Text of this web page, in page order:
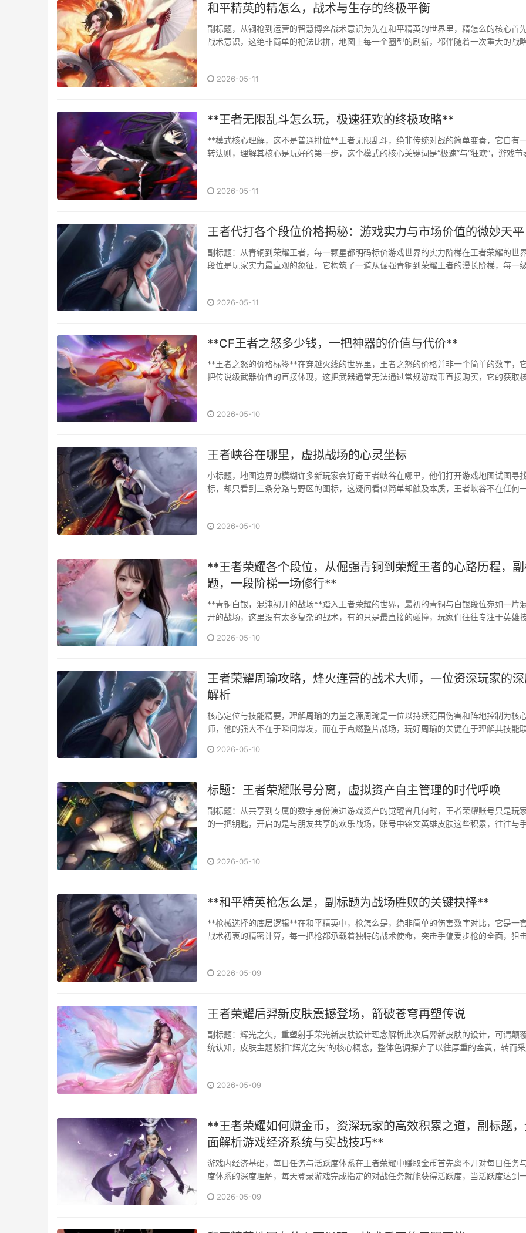
和平精英的精怎么，战术与生存的终极平衡
副标题，从钢枪到运营的智慧博弈战术意识为先在和平精英的世界里，精怎么的核心首
战术意识，这绝非简单的枪法比拼，地图上每一个圈型的刷新，都伴随着一次重大的战
资源与地形优劣纳入考···
2026-05-11
**王者无限乱斗怎么玩，极速狂欢的终极攻略**
**模式核心理解，这不是普通排位**王者无限乱斗，绝非传统对战的简单变奏，它自有
转法则，理解其核心是玩好的第一步，这个模式的核心关键词是“极速”与“狂欢”，游戏节
秀的操作，因此，抱着排位赛的稳健心态···
2026-05-11
王者代打各个段位价格揭秘：游戏实力与市场价值的微妙天平
副标题：从青铜到荣耀王者，每一颗星都明码标价游戏世界的实力阶梯在王者荣耀的世界
段位是玩家实力最直观的象征，它构筑了一道从倔强青铜到荣耀王者的漫长阶梯，每一
2026-05-11
**CF王者之怒多少钱，一把神器的价值与代价**
**王者之怒的价格标签**在穿越火线的世界里，王者之怒的价格并非一个简单的数字，
把传说级武器价值的直接体现，这把武器通常无法通过常规游戏币直接购买，它的获取
2026-05-10
王者峡谷在哪里，虚拟战场的心灵坐标
小标题，地图边界的模糊许多新玩家会好奇王者峡谷在哪里，他们打开游戏地图试图寻
标，却只看到三条分路与野区的图标，这疑问看似简单却触及本质，王者峡谷不在任何
2026-05-10
**王者荣耀各个段位，从倔强青铜到荣耀王者的心路历程，
题，一段阶梯一场修行**
**青铜白银，混沌初开的战场**踏入王者荣耀的世界，最初的青铜与白银段位宛如一片
开的战场，这里没有太多复杂的战术，有的只是最直接的碰撞，玩家们往往专注于英雄
2026-05-10
王者荣耀周瑜攻略，烽火连营的战术大师，一位资深玩家的
解析
核心定位与技能精要，理解周瑜的力量之源周瑜是一位以持续范围伤害和阵地控制为核
师，他的强大不在于瞬间爆发，而在于点燃整片战场，玩好周瑜的关键在于理解其技能
技能东风浩荡，是周···
2026-05-10
标题：王者荣耀账号分离，虚拟资产自主管理的时代呼唤
副标题：从共享到专属的数字身份演进游戏资产的觉醒曾几何时，王者荣耀账号只是玩
的一把钥匙，开启的是与朋友共享的欢乐战场，账号中铭文英雄皮肤这些积累，往往与
2026-05-10
**和平精英枪怎么是，副标题为战场胜败的关键抉择**
**枪械选择的底层逻辑**在和平精英中，枪怎么是，绝非简单的伤害数字对比，它是一
战术初衷的精密计算，每一把枪都承载着独特的战术使命，突击手偏爱步枪的全面，狙
2026-05-09
王者荣耀后羿新皮肤震撼登场，箭破苍穹再塑传说
副标题：辉光之矢，重塑射手荣光新皮肤设计理念解析此次后羿新皮肤的设计，可谓颠
统认知，皮肤主题紧扣“辉光之矢”的核心概念，整体色调摒弃了以往厚重的金黄，转而采
2026-05-09
**王者荣耀如何赚金币，资深玩家的高效积累之道，副标题
面解析游戏经济系统与实战技巧**
游戏内经济基础，每日任务与活跃度体系在王者荣耀中赚取金币首先离不开对每日任务
度体系的深度理解，每天登录游戏完成指定的对战任务就能获得活跃度，当活跃度达到
2026-05-09